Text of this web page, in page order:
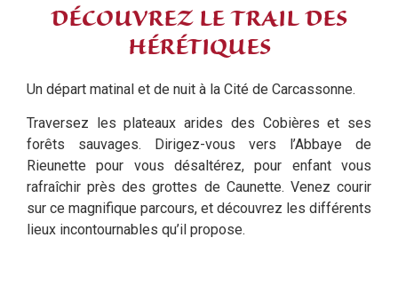
DÉCOUVREZ LE TRAIL DES
HÉRÉTIQUES
Un départ matinal et de nuit à la Cité de Carcassonne.
Traversez les plateaux arides des Cobières et ses
forêts sauvages. Dirigez-vous vers l’Abbaye de
Rieunette pour vous désaltérez, pour enfant vous
rafraîchir près des grottes de Caunette. Venez courir
sur ce magnifique parcours, et découvrez les différents
lieux incontournables qu’il propose.